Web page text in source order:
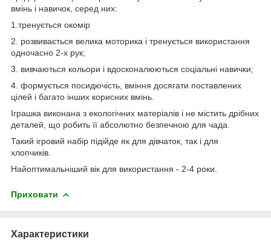
вмінь і навичок, серед них:
1.тренується окомір
2. розвивається велика моторика і тренується використання
одночасно 2-х рук;
3. вивчаються кольори і вдосконалюються соціальні навички;
4. формується посидючість, вміння досягати поставлених
цілей і багато інших корисних вмінь.
Іграшка виконана з екологічних матеріалів і не містить дрібних
деталей, що робить її абсолютно безпечною для чада.
Такий ігровий набір підійде як для дівчаток, так і для
хлопчиків.
Найоптимальніший вік для використання - 2-4 роки.
Приховати
Характеристики